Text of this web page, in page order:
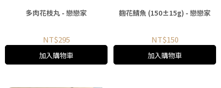
多肉花枝丸 - 戀戀家
NT$295
加入購物車
麴花鯖魚 (150±15g) - 戀戀家
NT$150
加入購物車